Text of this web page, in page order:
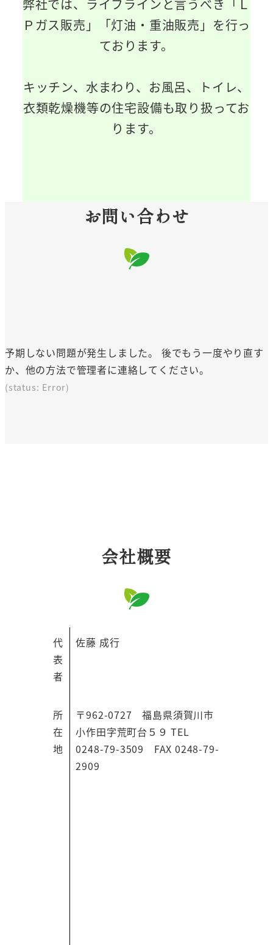
弊社では、ライフラインと言うべき「Ｌ
Ｐガス販売」「灯油・重油販売」を行っ
ております。
キッチン、水まわり、お風呂、トイレ、
衣類乾燥機等の住宅設備も取り扱ってお
ります。
お問い合わせ
予期しない問題が発生しました。 後でもう一度やり直す
か、他の方法で管理者に連絡してください。
(status: Error)
会社概要
代
表
者
佐藤 成行
所
在
地
〒962-0727 福島県須賀川市
小作田字荒町台５９ TEL
0248-79-3509 FAX 0248-79-
2909